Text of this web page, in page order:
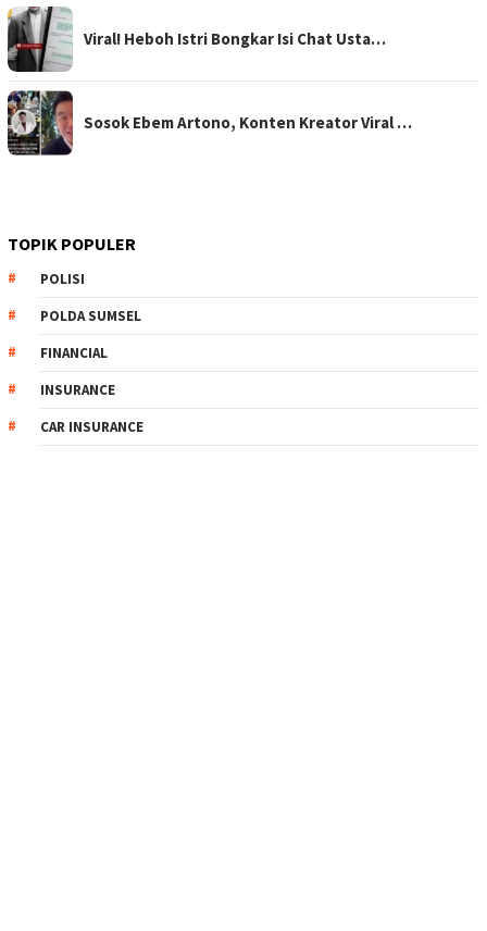
Viral! Heboh Istri Bongkar Isi Chat Usta…
Sosok Ebem Artono, Konten Kreator Viral …
TOPIK POPULER
POLISI
POLDA SUMSEL
FINANCIAL
INSURANCE
CAR INSURANCE